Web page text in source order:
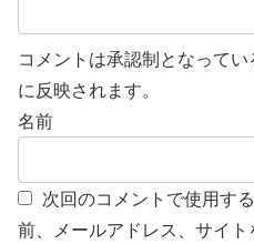
コメントは承認制となって
に反映されます。
名前
次回のコメントで使用す
前、メールアドレス、サイト